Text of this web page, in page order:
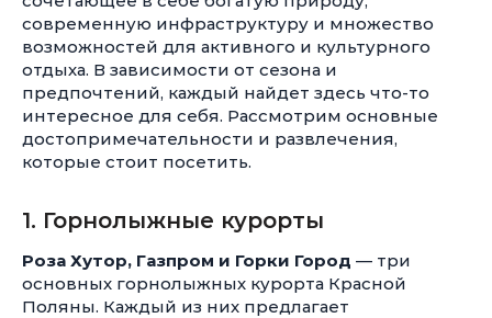
современную инфраструктуру и множество
возможностей для активного и культурного
отдыха. В зависимости от сезона и
предпочтений, каждый найдет здесь что-то
интересное для себя. Рассмотрим основные
достопримечательности и развлечения,
которые стоит посетить.
1. Горнолыжные курорты
Роза Хутор, Газпром и Горки Город — три
основных горнолыжных курорта Красной
Поляны. Каждый из них предлагает